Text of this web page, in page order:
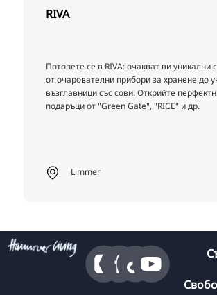
RIVA
Потопете се в RIVA: очакват ви уникални
от очарователни прибори за хранене до
възглавници със сови. Открийте
подаръци от "Green Gate", "RICE" и др.
Limmer